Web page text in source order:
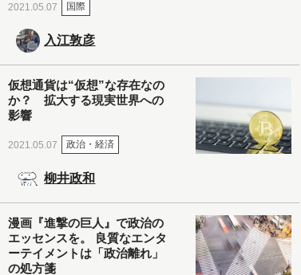
2021.05.07 国際
入江敦彦
仮想通貨は“仮想”な存在なの
か？ 拡大する現実世界への
影響
2021.05.07 政治・経済
柳井政和
漫画『進撃の巨人』で政治の
エッセンスを。 良質なエンタ
ーテイメントは「政治離れ」
の処方箋